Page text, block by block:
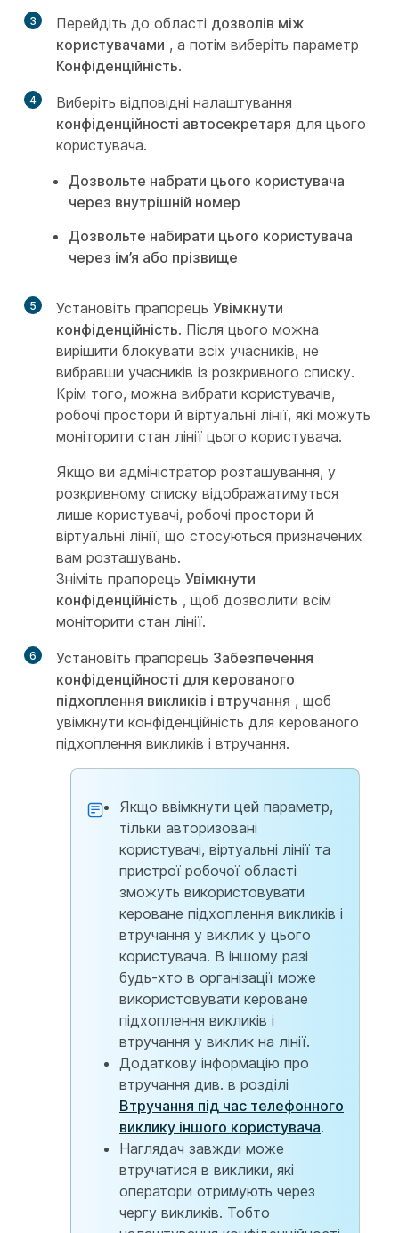
3 Перейдіть до області дозволів між
користувачами , а потім виберіть параметр
Конфіденційність.
4
Виберіть відповідні налаштування
конфіденційності автосекретаря для цього
користувача.
Дозвольте набрати цього користувача
через внутрішній номер
Дозвольте набирати цього користувача
через ім’я або прізвище
5 Установіть прапорець Увімкнути
конфіденційність. Після цього можна
вирішити блокувати всіх учасників, не
вибравши учасників із розкривного списку.
Крім того, можна вибрати користувачів,
робочі простори й віртуальні лінії, які можуть
моніторити стан лінії цього користувача.
Якщо ви адміністратор розташування, у
розкривному списку відображатимуться
лише користувачі, робочі простори й
віртуальні лінії, що стосуються призначених
вам розташувань.
Зніміть прапорець Увімкнути
конфіденційність , щоб дозволити всім
моніторити стан лінії.
6 Установіть прапорець Забезпечення
конфіденційності для керованого
підхоплення викликів і втручання , щоб
увімкнути конфіденційність для керованого
підхоплення викликів і втручання.
Якщо ввімкнути цей параметр,
тільки авторизовані
користувачі, віртуальні лінії та
пристрої робочої області
зможуть використовувати
кероване підхоплення викликів і
втручання у виклик у цього
користувача. В іншому разі
будь-хто в організації може
використовувати кероване
підхоплення викликів і
втручання у виклик на лінії.
Додаткову інформацію про
втручання див. в розділі
Втручання під час телефонного
виклику іншого користувача.
Наглядач завжди може
втручатися в виклики, які
оператори отримують через
чергу викликів. Тобто